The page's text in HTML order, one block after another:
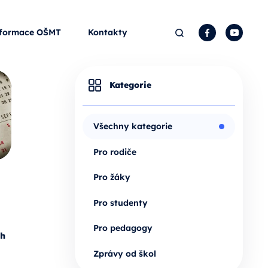
OŠMT Kontakty Hledat Facebook
Kategorie
Všechny kategorie
Pro rodiče
Pro žáky
Pro studenty
Pro pedagogy
Zprávy od škol